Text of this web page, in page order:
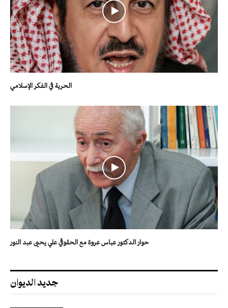
الحرية في الفكر الإسلامي
حوار الدكتور عباس عروة مع الحقوقي علي يحيى عبد النور
جديد الديوان